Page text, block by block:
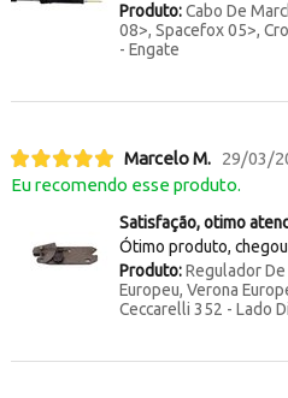
Produto:Cabo De
08>, Spacefox 05>,
- Engate
Marcelo M. 29/03/
Eu recomendo esse produto.
Satisfação, otimo
Ótimo produto,
Produto:Regulador De
Europeu, Verona
Ceccarelli 352 - Lado